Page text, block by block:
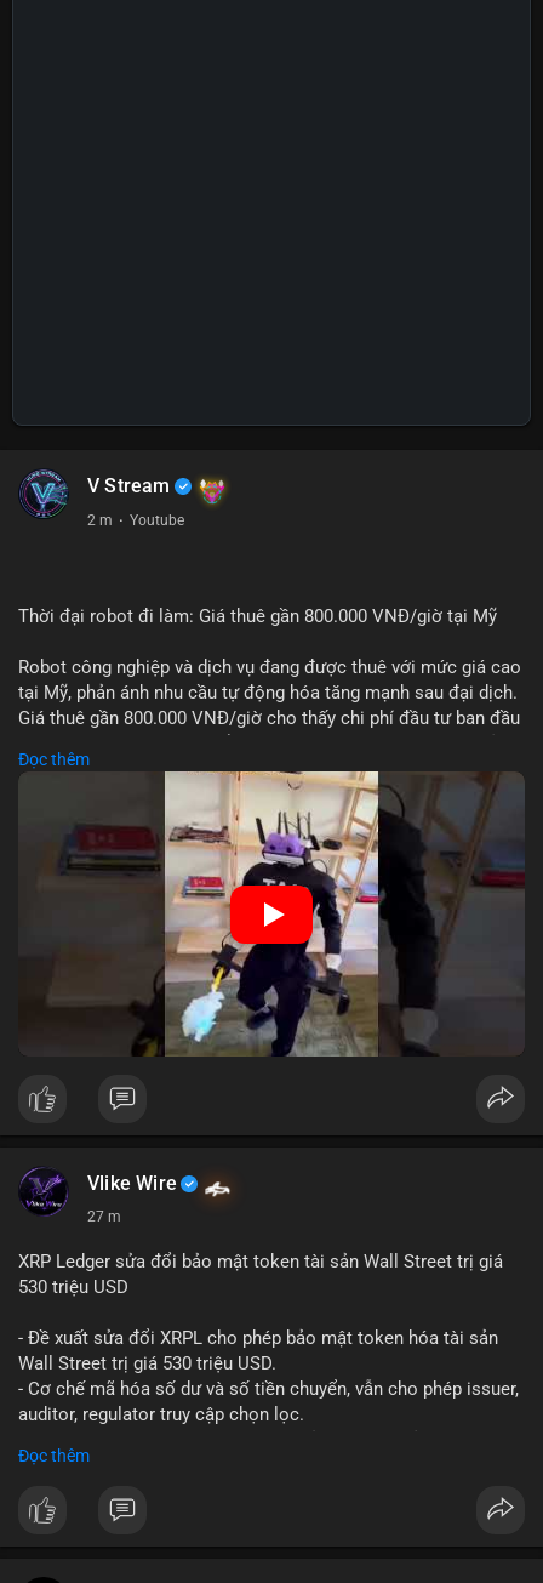
V Stream
2 m · Youtube
Thời đại robot đi làm: Giá thuê gần 800.000 VNĐ/giờ tại Mỹ
Robot công nghiệp và dịch vụ đang được thuê với mức giá cao
tại Mỹ, phản ánh nhu cầu tự động hóa tăng mạnh sau đại dịch.
Giá thuê gần 800.000 VNĐ/giờ cho thấy chi phí đầu tư ban đầu
lỗi con người. Xu hướng này có thể đẩy nhanh việc thay thế lao
động đơn giản trong sản xuất và logistics.
🎥 Xem video trực tiếp tại:
Nguồn: KIEN THUC KINH TE
Đọc thêm
Vlike Wire
27 m
XRP Ledger sửa đổi bảo mật token tài sản Wall Street trị giá
530 triệu USD
- Đề xuất sửa đổi XRPL cho phép bảo mật token hóa tài sản
Wall Street trị giá 530 triệu USD.
- Cơ chế mã hóa số dư và số tiền chuyển, vẫn cho phép issuer,
auditor, regulator truy cập chọn lọc.
tài chính.
chức tài chính.
Đọc thêm